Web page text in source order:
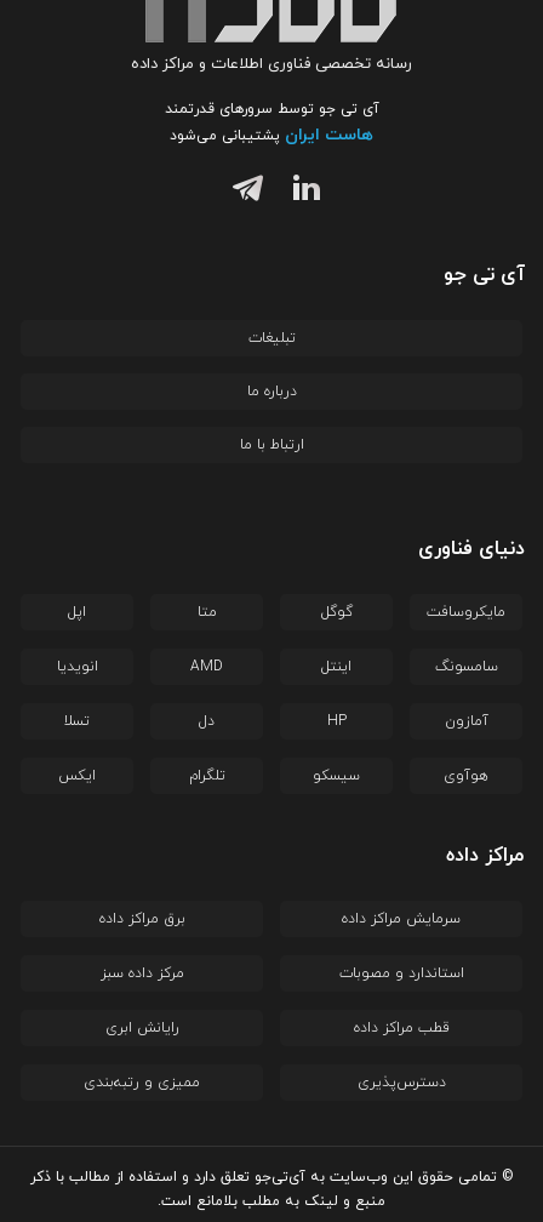
رسانه تخصصی فناوری اطلاعات و مراکز داده
آی تی جو توسط سرورهای قدرتمند
هاست ایران پشتیبانی می‌شود
آی تی جو
تبلیغات
درباره ما
ارتباط با ما
دنیای فناوری
مایکروسافت گوگل متا اپل
سامسونگ اینتل AMD انویدیا
آمازون HP دل تسلا
هوآوی سیسکو تلگرام ایکس
مراکز داده
سرمایش مراکز داده برق مراکز داده
استاندارد و مصوبات مرکز داده سبز
قطب مراکز داده رایانش ابری
دسترس‌پذیری ممیزی و رتبه‌بندی
© تمامی حقوق این وب‌سایت به آی‌تی‌جو تعلق دارد و استفاده از مطالب با ذکر
منبع و لینک به مطلب بلامانع است.